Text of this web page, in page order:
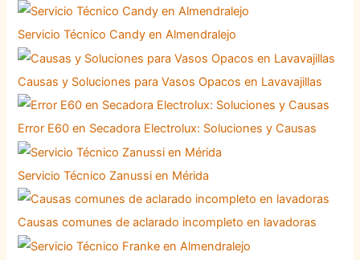
Servicio Técnico Candy en Almendralejo
Causas y Soluciones para Vasos Opacos en Lavavajillas
Error E60 en Secadora Electrolux: Soluciones y Causas
Servicio Técnico Zanussi en Mérida
Causas comunes de aclarado incompleto en lavadoras